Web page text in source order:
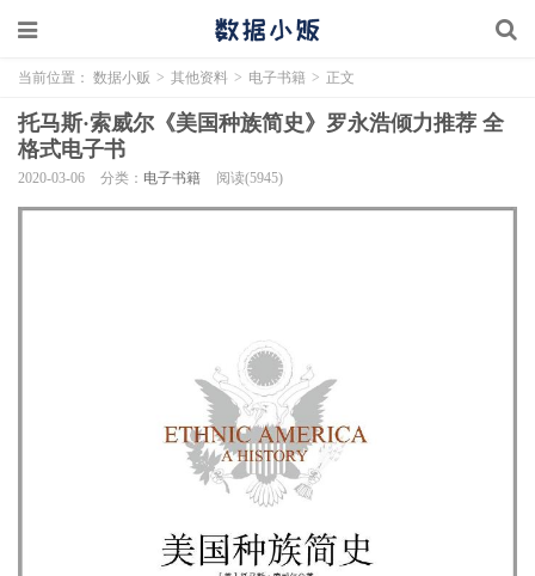
当前位置： 数据小贩 > 其他资料 > 电子书籍 > 正文
托马斯·索威尔《美国种族简史》罗永浩倾力推荐 全
格式电子书
2020-03-06 分类： 电子书籍 阅读(5945)